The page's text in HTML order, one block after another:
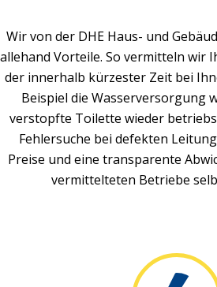
Wir von der DHE Haus- und
allehand Vorteile. So vermitteln wir
der innerhalb kürzester Zeit bei
Beispiel die Wasserversorgung
verstopfte Toilette wieder
Fehlersuche bei defekten
Preise und eine transparente
vermittelteten Betriebe